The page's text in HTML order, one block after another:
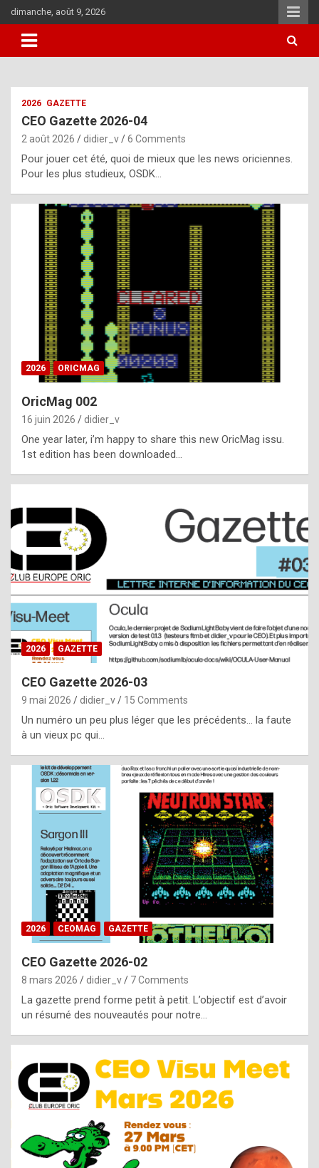
Skip
to
content
dimanche, août 9, 2026
i
u
l
y
d
i
ff
i
l
t
t
s
t
a
s
i
e
f
o
m
m
a
y
b
e
b
y
g
e
n
u
i
n
e
R
o
2026 GAZETTE
CEO Gazette 2026-04
2 août 2026 didier_v 6 Comments
Pour jouer cet été, quoi de mieux que les news oriciennes.
Pour les plus studieux, OSDK…
2026 ORICMAG
OricMag 002
16 juin 2026 didier_v
One year later, i’m happy to share this new OricMag issu.
1st edition has been downloaded…
2026 GAZETTE
CEO Gazette 2026-03
9 mai 2026 didier_v 15 Comments
Un numéro un peu plus léger que les précédents… la faute
à un vieux pc qui…
2026 CEOMAG GAZETTE
CEO Gazette 2026-02
8 mars 2026 didier_v 7 Comments
La gazette prend forme petit à petit. L’objectif est d’avoir
un résumé des nouveautés pour notre…